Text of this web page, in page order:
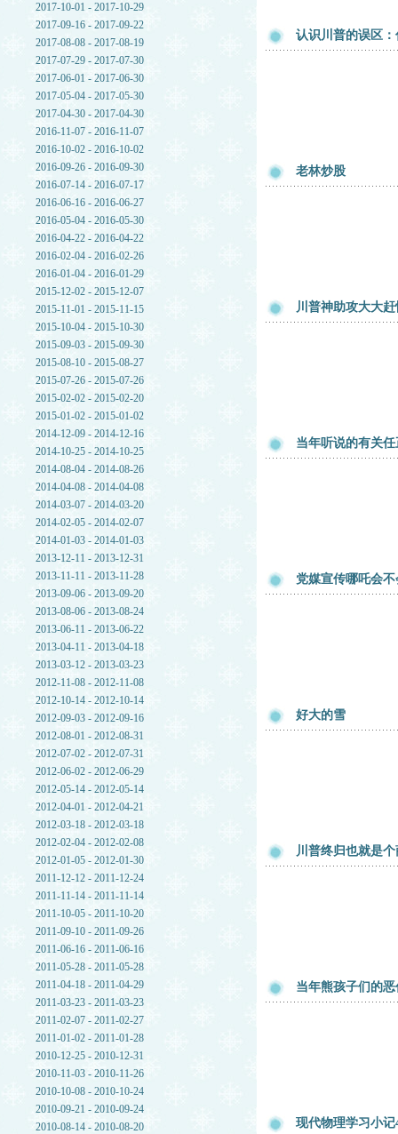
2017-10-01 - 2017-10-29
2017-09-16 - 2017-09-22
2017-08-08 - 2017-08-19
2017-07-29 - 2017-07-30
2017-06-01 - 2017-06-30
2017-05-04 - 2017-05-30
2017-04-30 - 2017-04-30
2016-11-07 - 2016-11-07
2016-10-02 - 2016-10-02
2016-09-26 - 2016-09-30
2016-07-14 - 2016-07-17
2016-06-16 - 2016-06-27
2016-05-04 - 2016-05-30
2016-04-22 - 2016-04-22
2016-02-04 - 2016-02-26
2016-01-04 - 2016-01-29
2015-12-02 - 2015-12-07
2015-11-01 - 2015-11-15
2015-10-04 - 2015-10-30
2015-09-03 - 2015-09-30
2015-08-10 - 2015-08-27
2015-07-26 - 2015-07-26
2015-02-02 - 2015-02-20
2015-01-02 - 2015-01-02
2014-12-09 - 2014-12-16
2014-10-25 - 2014-10-25
2014-08-04 - 2014-08-26
2014-04-08 - 2014-04-08
2014-03-07 - 2014-03-20
2014-02-05 - 2014-02-07
2014-01-03 - 2014-01-03
2013-12-11 - 2013-12-31
2013-11-11 - 2013-11-28
2013-09-06 - 2013-09-20
2013-08-06 - 2013-08-24
2013-06-11 - 2013-06-22
2013-04-11 - 2013-04-18
2013-03-12 - 2013-03-23
2012-11-08 - 2012-11-08
2012-10-14 - 2012-10-14
2012-09-03 - 2012-09-16
2012-08-01 - 2012-08-31
2012-07-02 - 2012-07-31
2012-06-02 - 2012-06-29
2012-05-14 - 2012-05-14
2012-04-01 - 2012-04-21
2012-03-18 - 2012-03-18
2012-02-04 - 2012-02-08
2012-01-05 - 2012-01-30
2011-12-12 - 2011-12-24
2011-11-14 - 2011-11-14
2011-10-05 - 2011-10-20
2011-09-10 - 2011-09-26
2011-06-16 - 2011-06-16
2011-05-28 - 2011-05-28
2011-04-18 - 2011-04-29
2011-03-23 - 2011-03-23
2011-02-07 - 2011-02-27
2011-01-02 - 2011-01-28
2010-12-25 - 2010-12-31
2010-11-03 - 2010-11-26
2010-10-08 - 2010-10-24
2010-09-21 - 2010-09-24
2010-08-14 - 2010-08-20
认识川普的误区
老林炒股
川普神助攻大大
当年听说的有关
党媒宣传哪吒会
好大的雪
川普终归也就是
当年熊孩子们的恶
现代物理学习小